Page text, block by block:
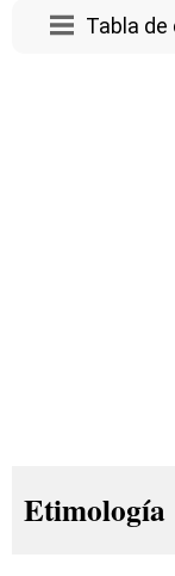
Tabla de
Etimología